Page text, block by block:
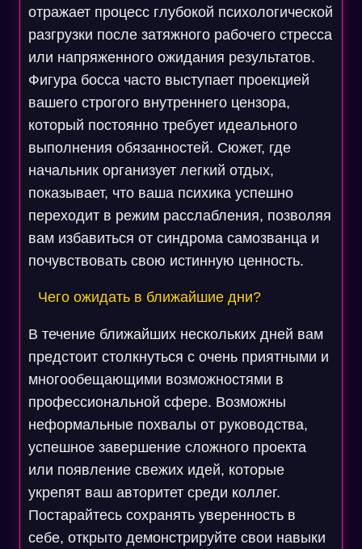
отражает процесс глубокой психологической
разгрузки после затяжного рабочего стресса
или напряженного ожидания результатов.
Фигура босса часто выступает проекцией
вашего строгого внутреннего цензора,
который постоянно требует идеального
выполнения обязанностей. Сюжет, где
начальник организует легкий отдых,
показывает, что ваша психика успешно
переходит в режим расслабления, позволяя
вам избавиться от синдрома самозванца и
почувствовать свою истинную ценность.
Чего ожидать в ближайшие дни?
В течение ближайших нескольких дней вам
предстоит столкнуться с очень приятными и
многообещающими возможностями в
профессиональной сфере. Возможны
неформальные похвалы от руководства,
успешное завершение сложного проекта
или появление свежих идей, которые
укрепят ваш авторитет среди коллег.
Постарайтесь сохранять уверенность в
себе, открыто демонстрируйте свои навыки